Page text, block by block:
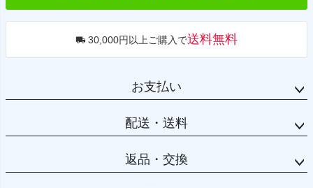
30,000円以上ご購入で送料無料
お支払い
配送・送料
返品・交換